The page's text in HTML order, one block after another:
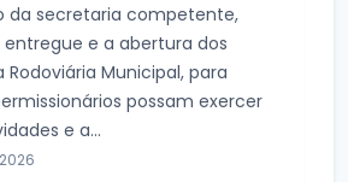
da secretaria competente,
entregue e a abertura dos
Rodoviária Municipal, para
possam exercer
e a...